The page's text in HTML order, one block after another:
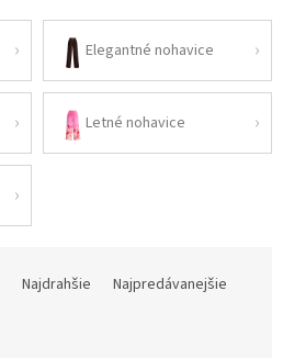
Elegantné nohavice
Letné nohavice
Najdrahšie
Najpredávanejšie